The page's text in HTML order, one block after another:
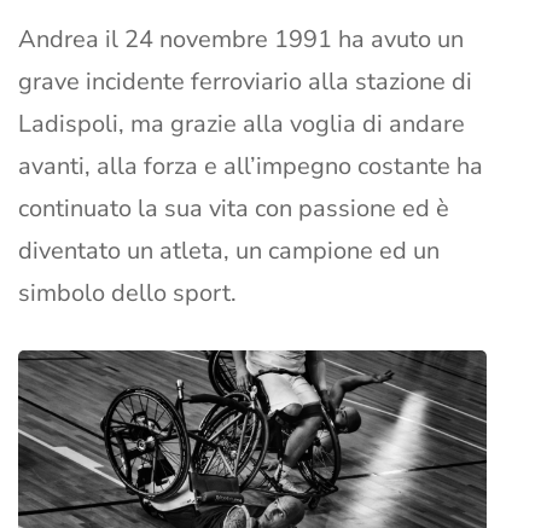
Andrea il 24 novembre 1991 ha avuto un
grave incidente ferroviario alla stazione di
Ladispoli, ma grazie alla voglia di andare
avanti, alla forza e all’impegno costante ha
continuato la sua vita con passione ed è
diventato un atleta, un campione ed un
simbolo dello sport.